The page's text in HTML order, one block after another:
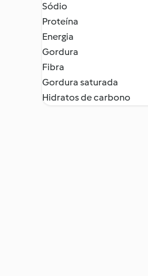
Sódio
Proteína
Energia
Gordura
Fibra
Gordura saturada
Hidratos de carbono